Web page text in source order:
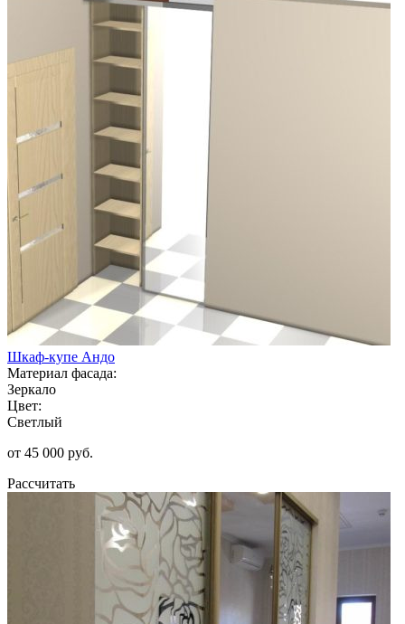
Шкаф-купе Андо
Материал фасада:
Зеркало
Цвет:
Светлый
от 45 000 руб.
Рассчитать